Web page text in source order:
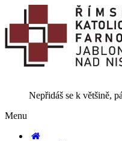
Nepřidáš se k většině,
Menu